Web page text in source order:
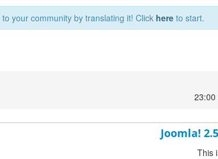
your community by translating it! Click here to start.
Joomla!
This